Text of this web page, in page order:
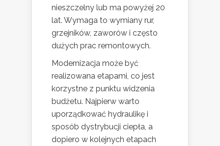
nieszczelny lub ma powyżej 20
lat. Wymaga to wymiany rur,
grzejników, zaworów i często
dużych prac remontowych.
Modernizacja może być
realizowana etapami, co jest
korzystne z punktu widzenia
budżetu. Najpierw warto
uporządkować hydraulikę i
sposób dystrybucji ciepła, a
dopiero w kolejnych etapach